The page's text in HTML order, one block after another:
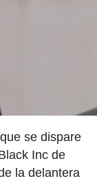
se dispare
Inc de
la delantera